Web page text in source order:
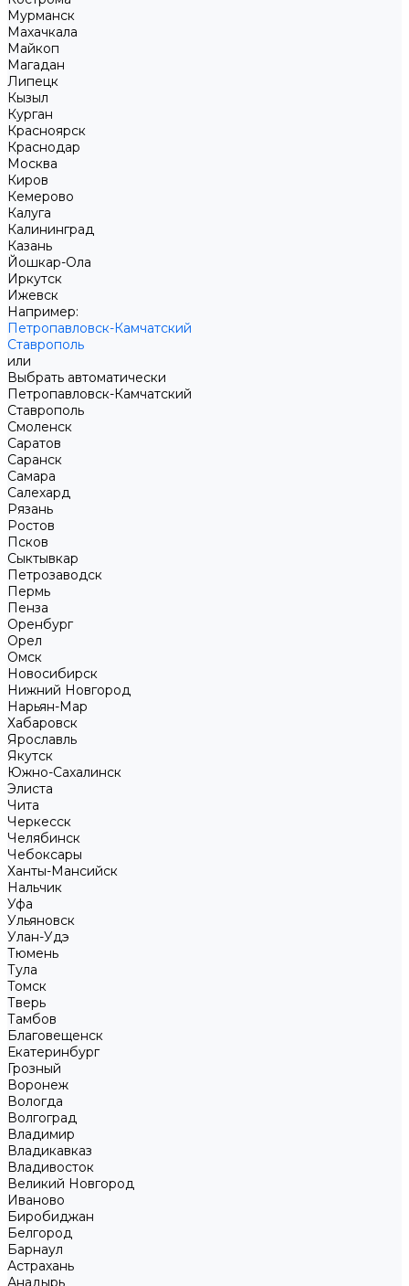
Мурманск
Махачкала
Майкоп
Магадан
Липецк
Кызыл
Курган
Красноярск
Краснодар
Москва
Киров
Кемерово
Калуга
Калининград
Казань
Йошкар-Ола
Иркутск
Ижевск
Например:
Петропавловск-Камчатский
Ставрополь
или
Выбрать автоматически
Петропавловск-Камчатский
Ставрополь
Смоленск
Саратов
Саранск
Самара
Салехард
Рязань
Ростов
Псков
Сыктывкар
Петрозаводск
Пермь
Пенза
Оренбург
Орел
Омск
Новосибирск
Нижний Новгород
Нарьян-Мар
Хабаровск
Ярославль
Якутск
Южно-Сахалинск
Элиста
Чита
Черкесск
Челябинск
Чебоксары
Ханты-Мансийск
Нальчик
Уфа
Ульяновск
Улан-Удэ
Тюмень
Тула
Томск
Тверь
Тамбов
Благовещенск
Екатеринбург
Грозный
Воронеж
Вологда
Волгоград
Владимир
Владикавказ
Владивосток
Великий Новгород
Иваново
Биробиджан
Белгород
Барнаул
Астрахань
Анадырь